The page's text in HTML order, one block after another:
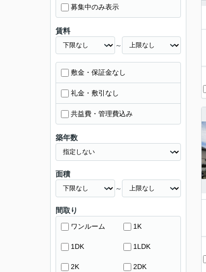
募集中のみ表示
賃料
～
敷金・保証金なし
礼金・敷引なし
共益費・管理費込み
築年数
面積
～
間取り
ワンルーム 1K
1DK 1LDK
2K 2DK